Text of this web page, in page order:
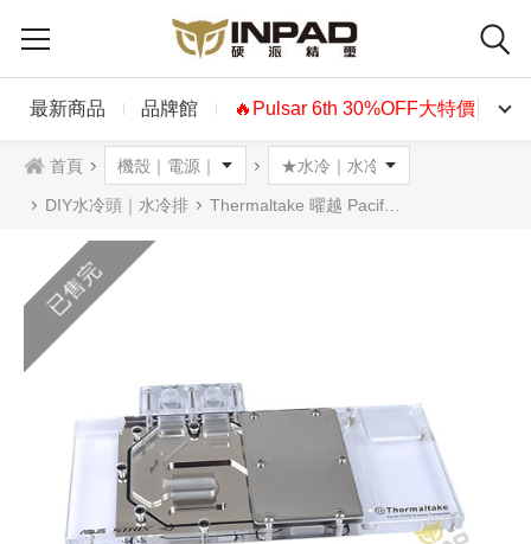
最新商品 品牌館 🔥Pulsar 6th 30%OFF大特價🔥
首頁
DIY水冷頭｜水冷排 Thermaltake 曜越 Pacific V-GTX 10 Series 透明顯卡水冷頭 (ASUS專用)
已售完